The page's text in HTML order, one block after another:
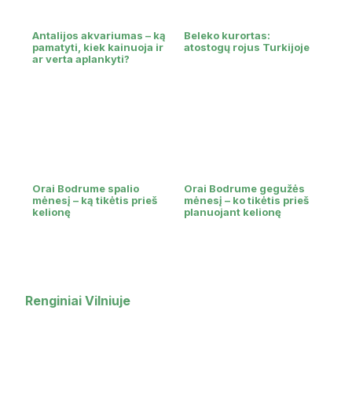
Antalijos akvariumas – ką
pamatyti, kiek kainuoja ir
ar verta aplankyti?
Beleko kurortas:
atostogų rojus Turkijoje
Orai Bodrume spalio
mėnesį – ką tikėtis prieš
kelionę
Orai Bodrume gegužės
mėnesį – ko tikėtis prieš
planuojant kelionę
Renginiai Vilniuje